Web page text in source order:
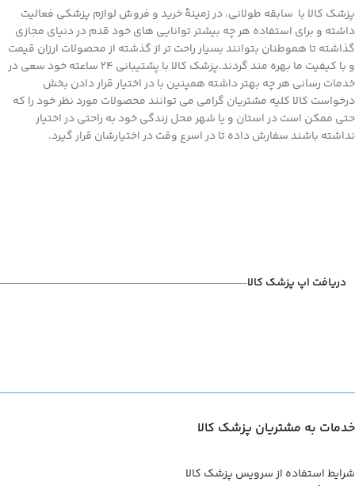
پزشک کالا با سابقه طولانی، در زمینۀ خرید و فروش لوازم پزشکی فعالیت
داشته و برای استفاده هر چه بیشتر توانایی های خود قدم در دنیای مجازی
گذاشته تا هموطنان بتوانند بسیار راحت تر از گذشته از محصولات ارزان قیمت
و با کیفیت ما بهره مند گردند.پزشک کالا با پشتیبانی 24 ساعته خود سعی در
خدمات رسانی هر چه بهتر داشته همپنین با در اختیار قرار دادن بخش
درخواست کالا کلیه مشتریان گرامی می توانند محصولات مورد نظر خود را که
حتی ممکن است در استان و یا شهر محل زندگی خود به راحتی در اختیار
نداشته باشند سفارش داده تا در اسرع وقت در اختیارشان قرار گیرد.
دریافت اپ پزشک کالا
خدمات به مشتریان پزشک کالا
شرایط استفاده از سرویس پزشک کالا